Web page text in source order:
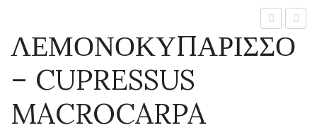
–
–
ΛΕΜΟΝΟΚΥΠΑΡΙΣΣΟ
– CUPRESSUS
MACROCARPA